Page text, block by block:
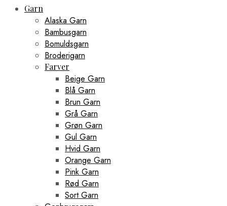
Garn
Alaska Garn
Bambusgarn
Bomuldsgarn
Broderigarn
Farver
Beige Garn
Blå Garn
Brun Garn
Grå Garn
Grøn Garn
Gul Garn
Hvid Garn
Orange Garn
Pink Garn
Rød Garn
Sort Garn